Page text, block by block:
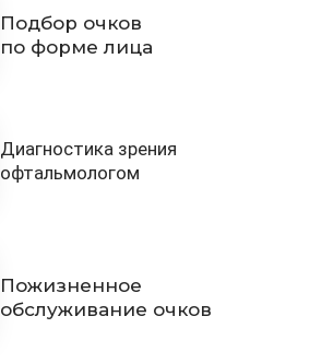
Подбор очков
по форме лица
Пожизненное
обслуживание очков
Диагностика зрения
офтальмологом